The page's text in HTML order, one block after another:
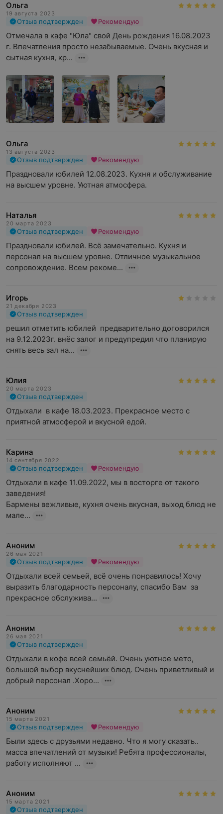
Ольга
19 августа 2023
Отзыв подтвержден Рекомендую
Отмечала в кафе "Юла" свой День рождения 16.08.2023
г. Впечатления просто незабываемые. Очень вкусная и
сытная кухня, кр...
Ольга
13 августа 2023
Отзыв подтвержден Рекомендую
Праздновали юбилей 12.08.2023. Кухня и обслуживание
на высшем уровне. Уютная атмосфера.
Наталья
20 марта 2023
Отзыв подтвержден Рекомендую
Праздновали юбилей. Всё замечательно. Кухня и
персонал на высшем уровне. Отличное музыкальное
сопровождение. Всем рекоме...
Игорь
21 декабря 2023
Отзыв подтвержден
решил отметить юбилей  предварительно договорился
на 9.12.2023г. внёс залог и предупредил что планирую
снять весь зал на...
Юлия
20 марта 2023
Отзыв подтвержден
Отдыхали  в кафе 18.03.2023. Прекрасное место с
приятной атмосферой и вкусной едой.
Карина
14 сентября 2022
Отзыв подтвержден Рекомендую
Отдыхали в кафе 11.09.2022, мы в восторге от такого
заведения!
Бармены вежливые, кухня очень вкусная, выход блюд не
мале...
Аноним
26 мая 2021
Отзыв подтвержден Рекомендую
Отдыхали всей семьей, всё очень понравилось! Хочу
выразить благодарность персоналу, спасибо Вам  за
прекрасное обслужива...
Аноним
26 мая 2021
Отзыв подтвержден
Отдыхали в кофе всей семьёй. Очень уютное мето,
большой выбор вкуснейших блюд. Очень приветливый и
добрый персонал .Хоро...
Аноним
15 марта 2021
Отзыв подтвержден Рекомендую
Были здесь с друзьями недавно. Что я могу сказать..
масса впечатлений от музыки! Ребята профессионалы,
работу исполняют ...
Аноним
15 марта 2021
Отзыв подтвержден